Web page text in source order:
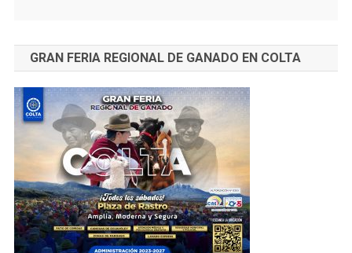
GRAN FERIA REGIONAL DE GANADO EN COLTA